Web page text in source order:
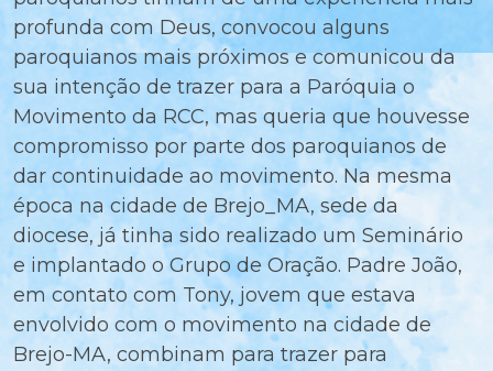
profunda com Deus, convocou alguns
paroquianos mais próximos e comunicou da
sua intenção de trazer para a Paróquia o
Movimento da RCC, mas queria que houvesse
compromisso por parte dos paroquianos de
dar continuidade ao movimento. Na mesma
época na cidade de Brejo_MA, sede da
diocese, já tinha sido realizado um Seminário
e implantado o Grupo de Oração. Padre João,
em contato com Tony, jovem que estava
envolvido com o movimento na cidade de
Brejo-MA, combinam para trazer para